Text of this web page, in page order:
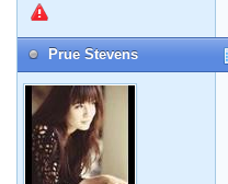
Prue Stevens